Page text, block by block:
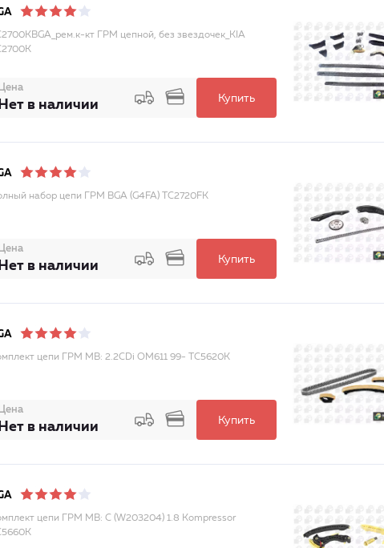
кт ГРМ цепной, без звездочек_KIA
Цена
Нет в наличии Купить
набор цепи ГРМ BGA (G4FA) TC2720FK
Цена
Нет в наличии Купить
цепи ГРМ MB: 2.2CDi OM611 99- TC5620K
Цена
Нет в наличии Купить
цепи ГРМ MB: C (W203204) 1.8 Kompressor